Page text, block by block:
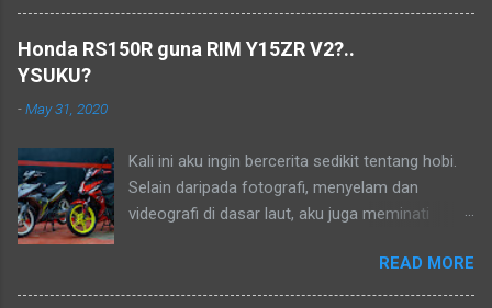
pada masa dahulu. Biarlah ianya menjadi
kenangan dalam hidup..
Honda RS150R guna RIM Y15ZR V2?..
YSUKU?
-May 31, 2020
Kali ini aku ingin bercerita sedikit tentang hobi.
Selain daripada fotografi, menyelam dan
videografi di dasar laut, aku juga meminati
kapcai kerana perjalanan yang sangat jimat dan
membolehkan aku untuk menikmati keindahan
READ MORE